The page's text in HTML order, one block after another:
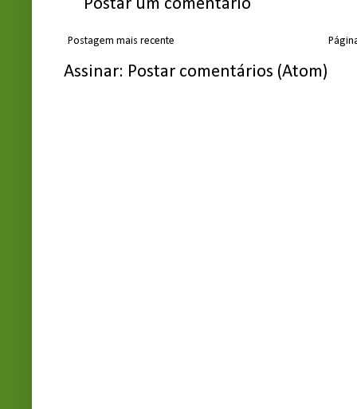
Postar um comentário
Postagem mais recente
Assinar: Postar comentários (Atom)